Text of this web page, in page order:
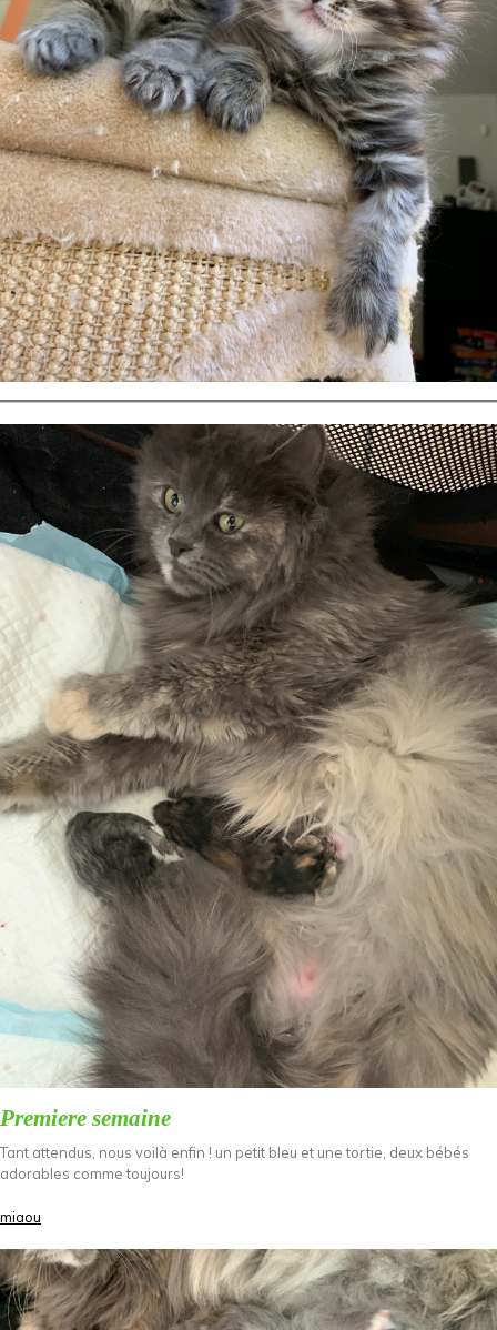
Premiere semaine
Tant attendus, nous voilà enfin ! un petit bleu et une tortie, deux bébés
adorables comme toujours!
miaou